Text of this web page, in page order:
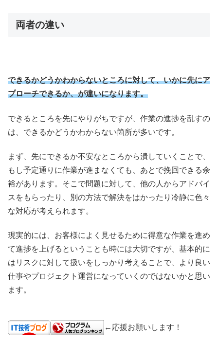
両者の違い
できるかどうかわからないところに対して、いかに先にア
プローチできるか、が違いになります。
できるところを先にやりがちですが、作業の進捗を乱すの
は、 できるかどうかわからない箇所が多いです。
まず、先にできるか不安なところから潰していくことで、
もし予定通りに作業が進まなくても、 あとで挽回できる余
裕があります。そこで問題に対して、 他の人からアドバイ
スをもらったり、
別の方法で解決をはかったり冷静に色々
な対応が考えられます。
現実的には、 お客様によく見せるために得意な作業を進め
て進捗を上げるという ことも時には大切ですが、 基本的に
はリスクに対して扱いをしっかり考えることで、
より良い
仕事やプロジェクト運営になっていくのではないかと思い
ます。
←応援お願いします！